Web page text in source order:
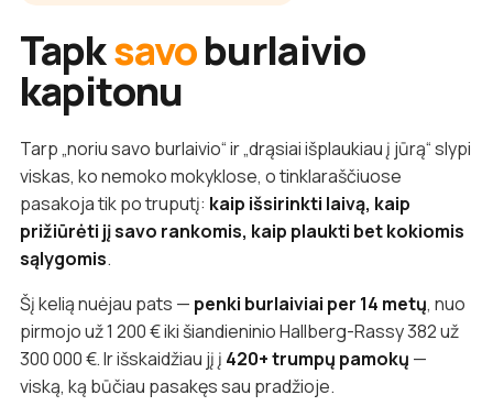
Tapksavoburlaivio
kapitonu
Tarp „noriu savo burlaivio“ ir „drąsiai išplaukiau į jūrą“ slypi
viskas, ko nemoko mokyklose, o tinklaraščiuose
pasakoja tik po truputį: kaip išsirinkti laivą, kaip
prižiūrėti jį savo rankomis, kaip plaukti bet kokiomis
sąlygomis.
Šį kelią nuėjau pats — penki burlaiviai per 14 metų, nuo
pirmojo už 1 200 € iki šiandieninio Hallberg-Rassy 382 už
300 000 €. Ir išskaidžiau jį į 420+ trumpų pamokų —
viską, ką būčiau pasakęs sau pradžioje.